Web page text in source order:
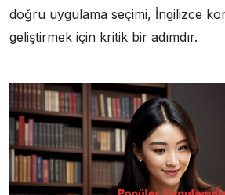
doğru uygulama seçimi, İngilizce
geliştirmek için kritik bir adımdır.